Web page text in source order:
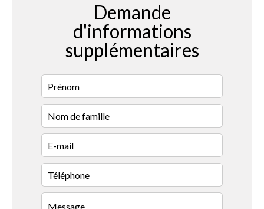
Demande
d'informations
supplémentaires